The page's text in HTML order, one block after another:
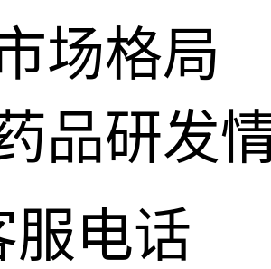
场格局
品研发
服电话